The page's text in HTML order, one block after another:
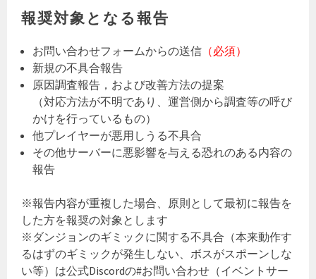
報奨対象となる報告
お問い合わせフォームからの送信 （必須）
新規の不具合報告
原因調査報告，および改善方法の提案
（対応方法が不明であり、運営側から調査等の呼び
かけを行っているもの）
他プレイヤーが悪用しうる不具合
その他サーバーに悪影響を与える恐れのある内容の
報告
※報告内容が重複した場合、原則として最初に報告を
した方を報奨の対象とします
※ダンジョンのギミックに関する不具合（本来動作す
るはずのギミックが発生しない、ボスがスポーンしな
い等）は公式Discordの#お問い合わせ（イベントサー